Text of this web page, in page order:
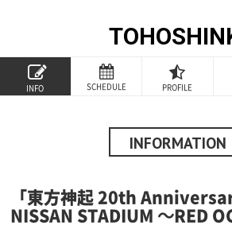
INFO SCHEDULE PROFILE
TOP
PROFILE
INFORMATION
DISCOGRAPHY
INFORMATION
「東方神起 20th
NISSAN STADIUM ～RED